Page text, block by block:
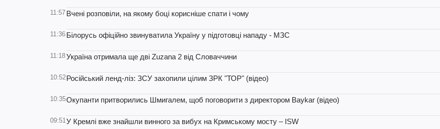
11:57 Вчені розповіли, на якому боці корисніше спати і чому
11:36 Білорусь офіційно звинуватила Україну у підготовці нападу - МЗС
11:18Україна отримала ще дві Zuzana 2 від Словаччини
10:52Російський ленд-ліз: ЗСУ захопили цілим ЗРК "ТОР" (відео)
10:35Окупанти притворились Шмигалем, щоб поговорити з директором Baykar (відео)
09:51У Кремлі вже знайшли винного за вибух на Кримському мосту – ISW